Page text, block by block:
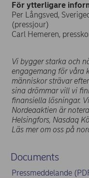
För ytterligare
Per Långsved,
(pressjour)
Carl Hemeren,
Vi bygger starka och
engagemang för våra
människor strävar
sina drömmar vill vi
finansiella lösningar.
Nordeaaktien är
Helsingfors, Nasdaq
Läs mer om oss på
Documents
Pressmeddelande